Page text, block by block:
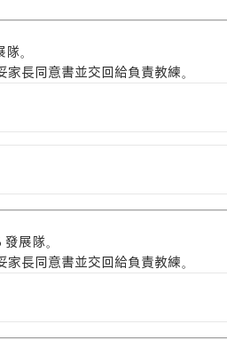
。
長同意書並交回給負責教練。
展隊。
長同意書並交回給負責教練。